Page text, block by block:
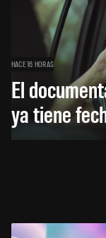
HACE 16 HORAS
El
ya tiene